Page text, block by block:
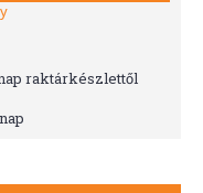
raktárkészlettől